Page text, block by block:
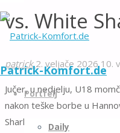
for:
Patrick-Komfort.de
Skip
to
content
Portfelj
Daily
vs. White
patrick 2. veljače 202610.
Jučer, u nedjelju, U18
nakon teške borbe u
Sharksa rezultatom 11:10.